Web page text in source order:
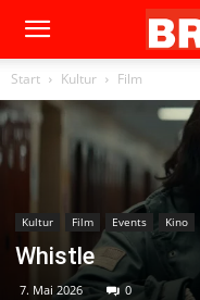
Start Kultur Film
Kultur Film Events Kino
Whistle
7. Mai 2026 0